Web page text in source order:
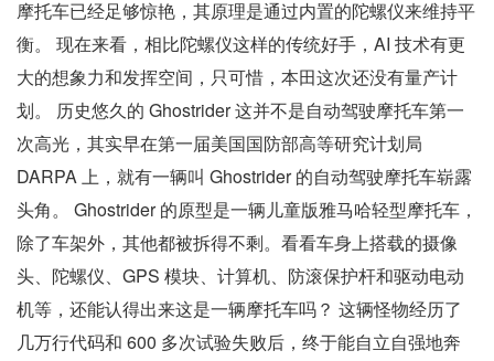
摩托车已经足够惊艳，其原理是通过内置的陀螺仪来维持平
衡。 现在来看，相比陀螺仪这样的传统好手，AI 技术有更
大的想象力和发挥空间，只可惜，本田这次还没有量产计
划。 历史悠久的 Ghostrider 这并不是自动驾驶摩托车第一
次高光，其实早在第一届美国国防部高等研究计划局
DARPA 上，就有一辆叫 Ghostrider 的自动驾驶摩托车崭露
头角。 Ghostrider 的原型是一辆儿童版雅马哈轻型摩托车，
除了车架外，其他都被拆得不剩。看看车身上搭载的摄像
头、陀螺仪、GPS 模块、计算机、防滚保护杆和驱动电动
机等，还能认得出来这是一辆摩托车吗？ 这辆怪物经历了
几万行代码和 600 多次试验失败后，终于能自立自强地奔